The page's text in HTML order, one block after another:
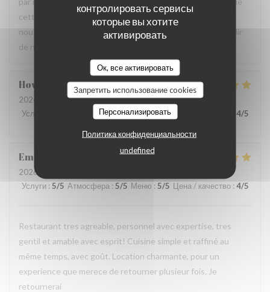
контролировать сервисы
которые вы хотите
активировать
Ок, все активировать
Запретить использование cookies
Персонализировать
Политика конфиденциальности
undefined
cette expérience a contribué à la réussite de votre repas
nous fait très plaisir. Nous serons heureux de vous accueillir
de nouveau à La Closerie des Lilas ✨
Howard
2026-07-31
- 20:15 - гости 4
Услуги
Атмосфера:5/5 Меню:5/5 4/5
Emanuele
2026-07-31
Услуги : 5/5 Атмосфера : 5/5 Меню : 5/5 Цена / качество : 4/5
Restaurant tres agreable, personnel avec expertise, tres
gentil et amable avec esprit! Cuisine simple et raffiné au
même temps, avec goût. Location charmante, pour un
experience que merece de retourner plusieur fois. Je
retournerai